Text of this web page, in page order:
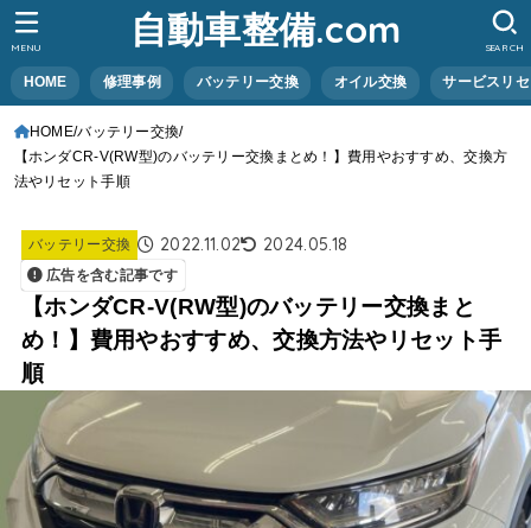
自動車整備.com
HOME 修理事例 バッテリー交換 オイル交換 サービスリ
SEARCH
MENU
HOME バッテリー交換
【ホンダCR-V(RW型)のバッテリー交換まとめ！】費用やおすすめ、交換方
法やリセット手順
バッテリー交換 2022.11.02 2024.05.18
広告を含む記事です
【ホンダCR-V(RW型)のバッテリー交換まと
め！】費用やおすすめ、交換方法やリセット手
順